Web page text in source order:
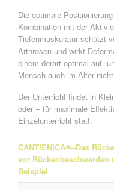
Die optimale
Kombination mit der
Tiefenmuskulatur schützt
Arthrosen und wirkt
einem derart optimal auf-
Mensch auch im Alter
Der Unterricht findet in
oder − für maximale
Einzelunterricht statt.
CANTIENICA®–Das
vor
Beispiel